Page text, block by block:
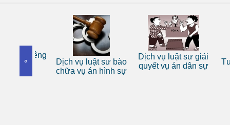
«
Dịch vụ luật sư bào
chữa vụ án hình sự
Dịch vụ luật sư giải
quyết vụ án dân sự
Tư